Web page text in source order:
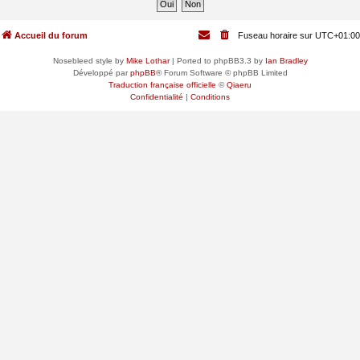
Accueil du forum Fuseau horaire sur UTC+01:00
Nosebleed style by Mike Lothar| Ported to phpBB3.3 by Ian Bradley
Développé parphpBB® Forum Software © phpBB Limited
Traduction française officielle ©Qiaeru
Confidentialité | Conditions